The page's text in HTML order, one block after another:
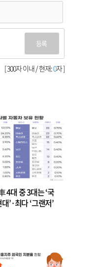
등록
[ 300자 이내 / 현재:0자 ]
4대 중 3대는 ‘국
’·최다 ‘그랜저’